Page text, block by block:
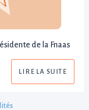
de la Fnaas
LIRE LA SUITE